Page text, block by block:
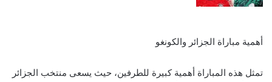
أهمية مباراة الجزائر والكونغو
تمثل هذه المباراة أهمية كبيرة للطرفين، حيث يسعى منتخب الجزائر